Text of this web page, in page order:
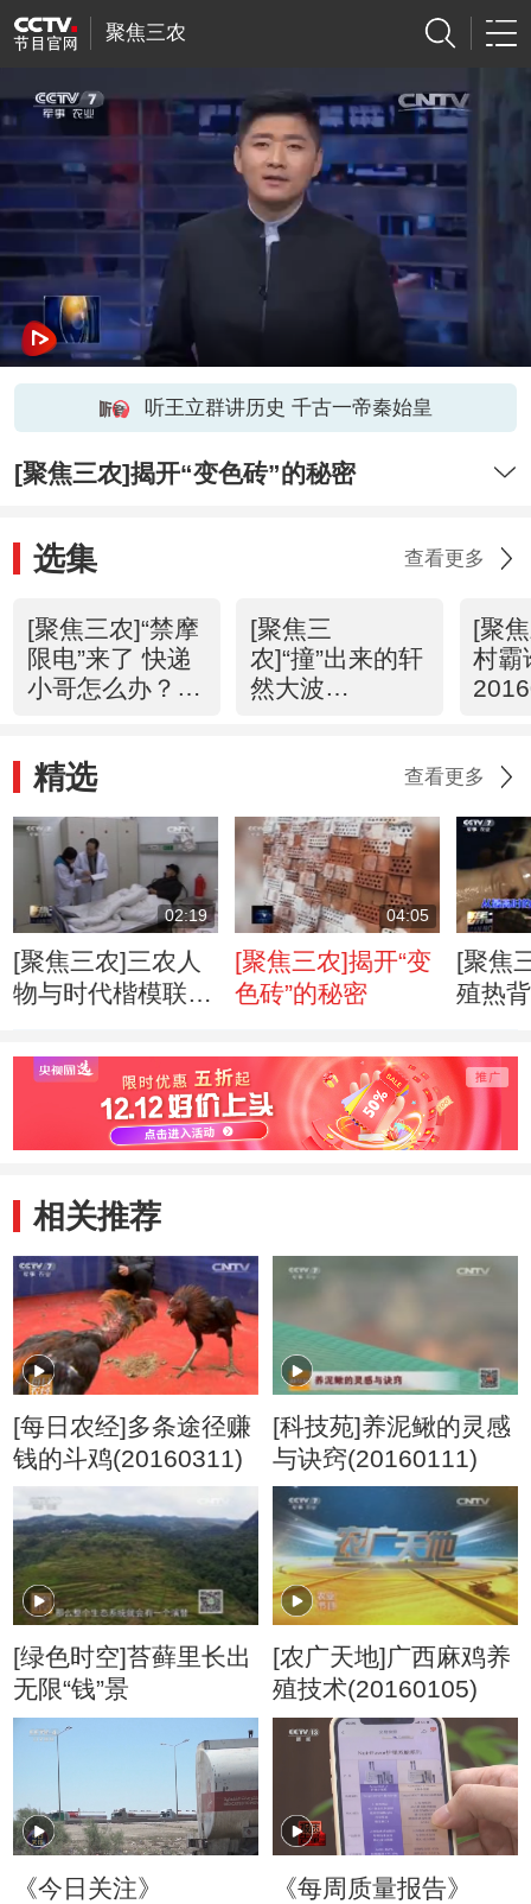
聚焦三农
听王立群讲历史 千古一帝秦始皇
[聚焦三农]揭开“变色砖”的秘密
选集 查看更多
[聚焦三农]“禁摩
限电”来了 快递
小哥怎么办？
[聚焦三
农]“撞”出来的轩
然大波
[聚
村霸
精选 查看更多
02:19
[聚焦三农]三农人
物与时代楷模联手
04:05
[聚焦三农]揭开“变
色砖”的秘密
[聚焦
殖热
相关推荐
[每日农经]多条途径赚
钱的斗鸡(20160311)
[科技苑]养泥鳅的灵感
与诀窍(20160111)
[绿色时空]苔藓里长出
无限“钱”景
[农广天地]广西麻鸡养
殖技术(20160105)
《今日关注》
《每周质量报告》